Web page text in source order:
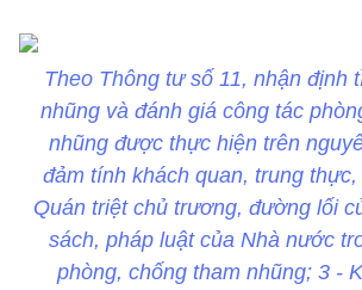
Theo Thông tư số 11, nhận định
nhũng và đánh giá công tác
nhũng được thực hiện trên
đảm tính khách quan, trung
Quán triệt chủ trương, đường lối
sách, pháp luật của Nhà nước
phòng, chống tham nhũng; 3 -